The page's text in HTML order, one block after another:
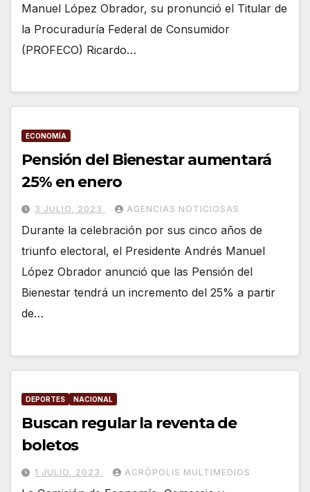
Manuel López Obrador, su pronunció el Titular de
la Procuraduría Federal de Consumidor
(PROFECO) Ricardo…
ECONOMÍA
Pensión del Bienestar aumentará
25% en enero
3 JULIO, 2023 AGENCIAS NOTICIOSAS
Durante la celebración por sus cinco años de
triunfo electoral, el Presidente Andrés Manuel
López Obrador anunció que las Pensión del
Bienestar tendrá un incremento del 25% a partir
de…
DEPORTES NACIONAL
Buscan regular la reventa de
boletos
1 JULIO, 2023 ACRÓPOLIS MULTIMEDIOS